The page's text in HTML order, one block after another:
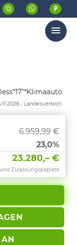
Menü
, Landesversion:
6.959,99 €
23,0%
23.280,– €
Zulassungspapiere